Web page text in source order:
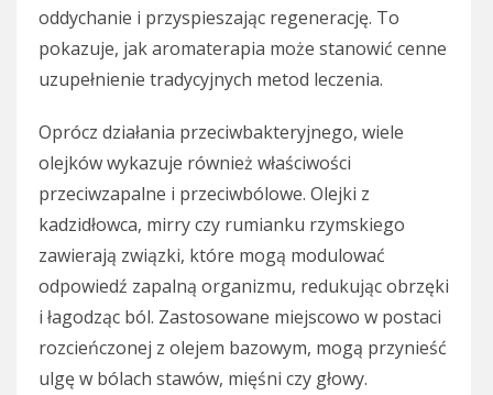
oddychanie i przyspieszając regenerację. To
pokazuje, jak aromaterapia może stanowić cenne
uzupełnienie tradycyjnych metod leczenia.
Oprócz działania przeciwbakteryjnego, wiele
olejków wykazuje również właściwości
przeciwzapalne i przeciwbólowe. Olejki z
kadzidłowca, mirry czy rumianku rzymskiego
zawierają związki, które mogą modulować
odpowiedź zapalną organizmu, redukując obrzęki
i łagodząc ból. Zastosowane miejscowo w postaci
rozcieńczonej z olejem bazowym, mogą przynieść
ulgę w bólach stawów, mięśni czy głowy.